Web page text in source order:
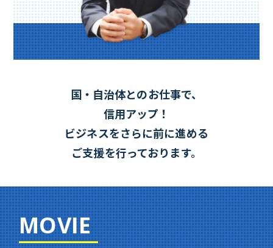
国・自治体とのお仕事で、
信用アップ！
ビジネスをさらに前に進める
ご支援を行っております。
MOVIE